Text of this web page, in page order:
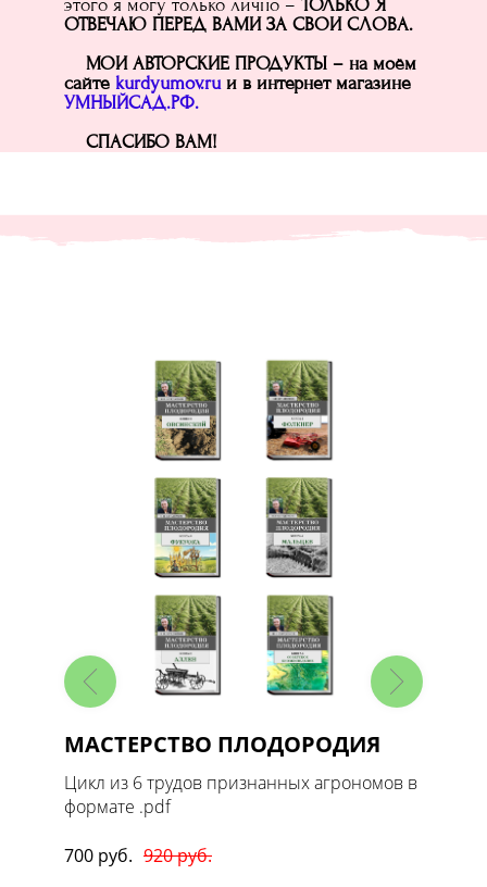
ОТВЕЧАЮ ПЕРЕД ВАМИ ЗА СВОИ СЛОВА.
МОИ АВТОРСКИЕ ПРОДУКТЫ – на моём
сайте kurdyumov.ruи в интернет магазине
УМНЫЙСАД.РФ.
СПАСИБО ВАМ!
МАСТЕРСТВО ПЛОДОРОДИЯ
Цикл из 6 трудов признанных агрономов в
формате .pdf
700 руб. 920 руб.